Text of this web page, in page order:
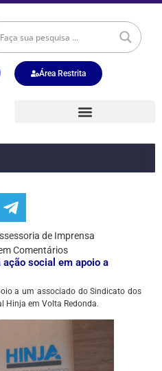
Área Restrita
de Imprensa
Comentários
social em apoio a
a um associado do Sindicato dos
Hinja em Volta Redonda.